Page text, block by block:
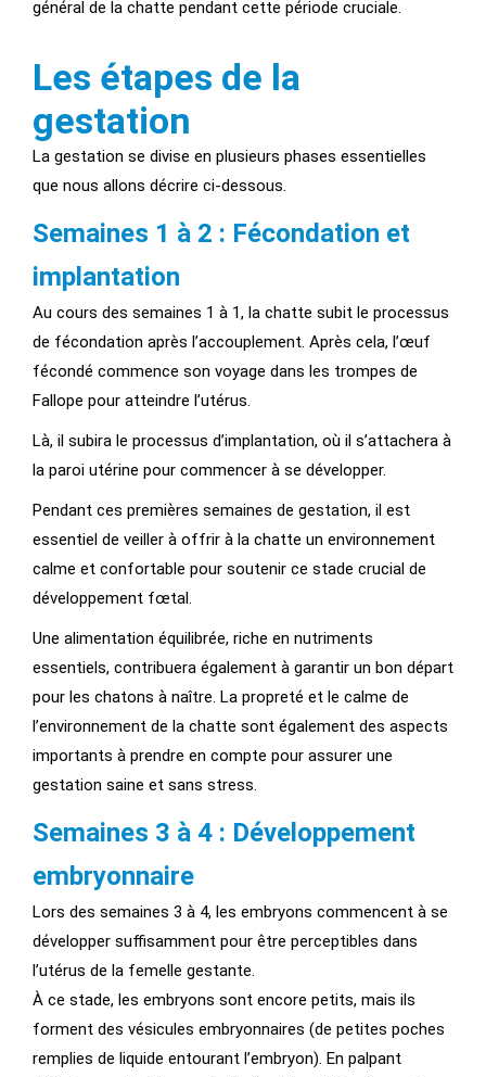
général de la chatte pendant cette période cruciale.
Les étapes de la
gestation
La gestation se divise en plusieurs phases essentielles
que nous allons décrire ci-dessous.
Semaines 1 à 2 : Fécondation et
implantation
Au cours des semaines 1 à 1, la chatte subit le processus
de fécondation après l’accouplement. Après cela, l’œuf
fécondé commence son voyage dans les trompes de
Fallope pour atteindre l’utérus.
Là, il subira le processus d’implantation, où il s’attachera à
la paroi utérine pour commencer à se développer.
Pendant ces premières semaines de gestation, il est
essentiel de veiller à offrir à la chatte un environnement
calme et confortable pour soutenir ce stade crucial de
développement fœtal.
Une alimentation équilibrée, riche en nutriments
essentiels, contribuera également à garantir un bon départ
pour les chatons à naître. La propreté et le calme de
l’environnement de la chatte sont également des aspects
importants à prendre en compte pour assurer une
gestation saine et sans stress.
Semaines 3 à 4 : Développement
embryonnaire
Lors des semaines 3 à 4, les embryons commencent à se
développer suffisamment pour être perceptibles dans
l’utérus de la femelle gestante.
À ce stade, les embryons sont encore petits, mais ils
forment des vésicules embryonnaires (de petites poches
remplies de liquide entourant l’embryon). En palpant